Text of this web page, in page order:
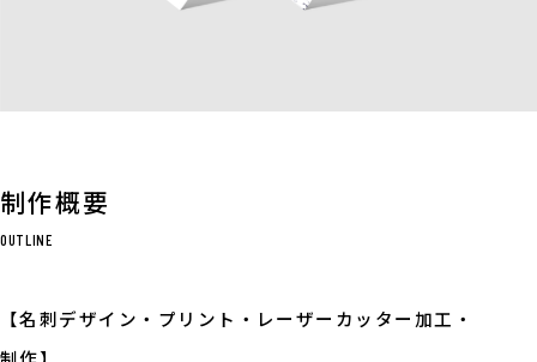
制作概要
OUTLINE
【名刺デザイン・プリント・レーザーカッター加工・